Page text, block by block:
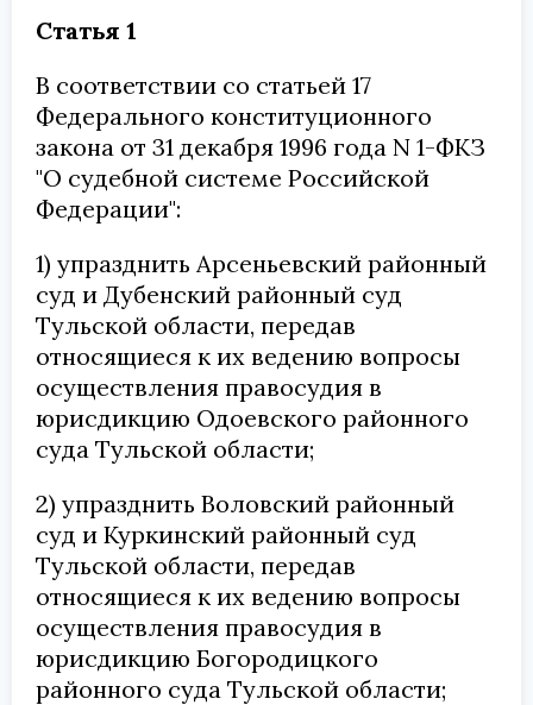
Статья 1
В соответствии со статьей 17
Федерального конституционного
закона от 31 декабря 1996 года N 1-ФКЗ
"О судебной системе Российской
Федерации":
1) упразднить Арсеньевский районный
суд и Дубенский районный суд
Тульской области, передав
относящиеся к их ведению вопросы
осуществления правосудия в
юрисдикцию Одоевского районного
суда Тульской области;
2) упразднить Воловский районный
суд и Куркинский районный суд
Тульской области, передав
относящиеся к их ведению вопросы
осуществления правосудия в
юрисдикцию Богородицкого
районного суда Тульской области;